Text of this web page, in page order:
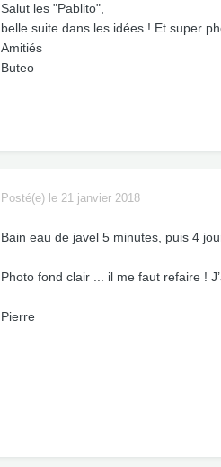
Salut les "Pablito",
belle suite dans les idées ! Et super
Amitiés
Buteo
Posté(e) le 21 janvier 2018
Bain eau de javel 5 minutes, puis 4
Photo fond clair ... il me faut refaire !
Pierre